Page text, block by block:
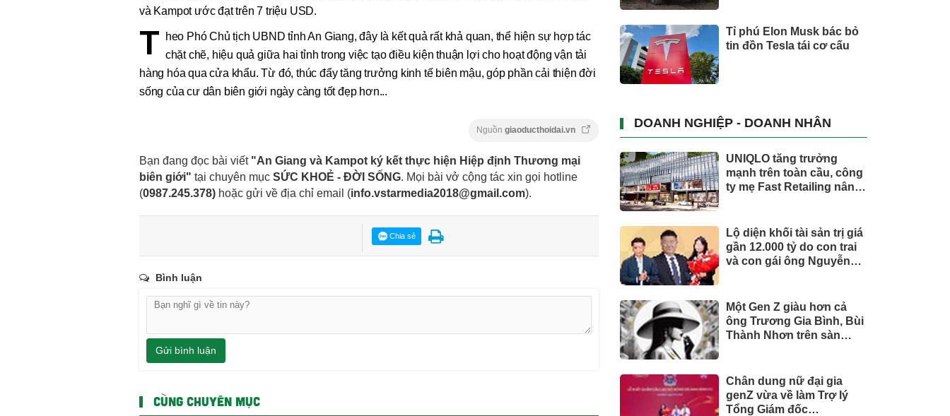
và Kampot ước đạt trên 7 triệu USD.
T
heo Phó Chủ tịch UBND tỉnh An Giang, đây là kết quả rất khả quan, thể hiện sự hợp tác
chặt chẽ, hiệu quả giữa hai tỉnh trong việc tạo điều kiện thuận lợi cho hoạt động vận tải
hàng hóa qua cửa khẩu. Từ đó, thúc đẩy tăng trưởng kinh tế biên mậu, góp phần cải thiện đời
sống của cư dân biên giới ngày càng tốt đẹp hơn...
Nguồn giaoducthoidai.vn
Bạn đang đọc bài viết "An Giang và Kampot ký kết thực hiện Hiệp định Thương mại
biên giới" tại chuyên mục SỨC KHOẺ - ĐỜI SỐNG. Mọi bài vở cộng tác xin gọi hotline
(0987.245.378) hoặc gửi về địa chỉ email (info.vstarmedia2018@gmail.com).
Chia sẻ
Bình luận
Gửi bình luận
CÙNG CHUYÊN MỤC
Tỉ phú Elon Musk bác bỏ
tin đồn Tesla tái cơ cấu
DOANH NGHIỆP - DOANH NHÂN
UNIQLO tăng trưởng
mạnh trên toàn cầu, công
ty mẹ Fast Retailing nâng
Lộ diện khối tài sản trị giá
gần 12.000 tỷ do con trai
và con gái ông Nguyễn
Một Gen Z giàu hơn cả
ông Trương Gia Bình, Bùi
Thành Nhơn trên sàn
Chân dung nữ đại gia
genZ vừa về làm Trợ lý
Tổng Giám đốc